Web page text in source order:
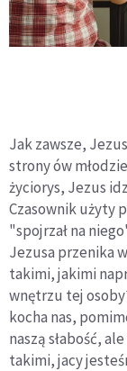
Jak zawsze,
strony ów
życiorys, Jezus
Czasownik użyty
"spojrzał na
Jezusa przenika
takimi, jakimi
wnętrzu tej
kocha nas,
naszą słabość,
takimi, jacy